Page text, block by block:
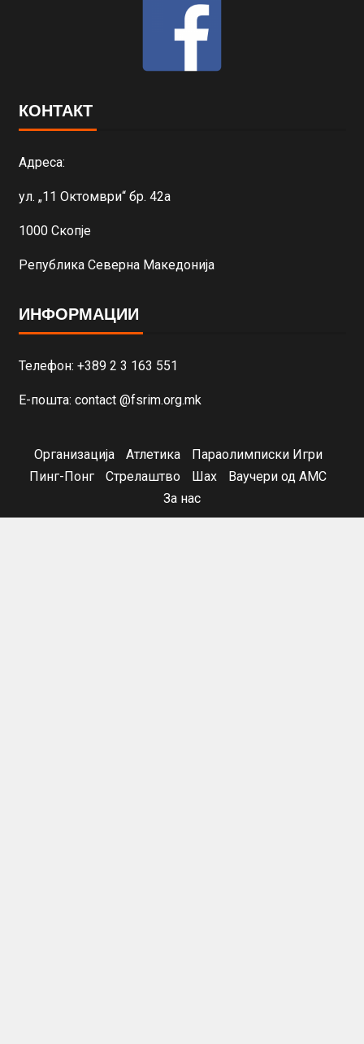
КОНТАКТ
Адреса:
ул. „11 Октомври“ бр. 42а
1000 Скопје
Република Северна Македонија
ИНФОРМАЦИИ
Телефон: +389 2 3 163 551
Е-пошта: contact @fsrim.org.mk
Организација Атлетика
Параолимписки Игри
Пинг-Понг
Стрелаштво Шах
Ваучери од АМС
За нас